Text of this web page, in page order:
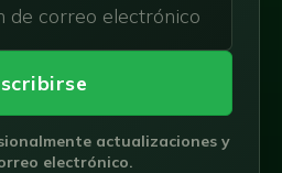
actualizaciones y
electrónico.